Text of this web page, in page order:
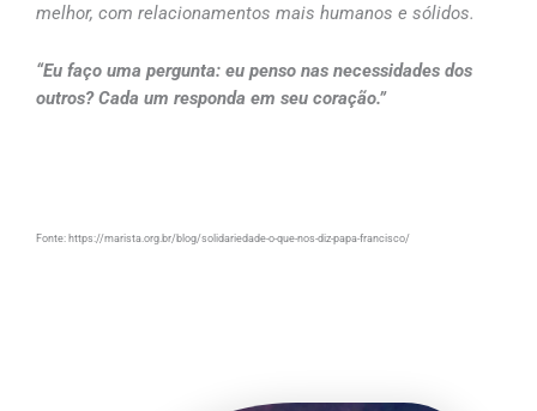
melhor, com relacionamentos mais humanos e sólidos.
“Eu faço uma pergunta: eu penso nas necessidades dos
outros? Cada um responda em seu coração.”
Fonte: https://marista.org.br/blog/solidariedade-o-que-nos-diz-papa-francisco/